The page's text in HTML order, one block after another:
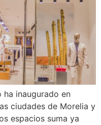
ha inaugurado en
ciudades de Morelia y
espacios suma ya